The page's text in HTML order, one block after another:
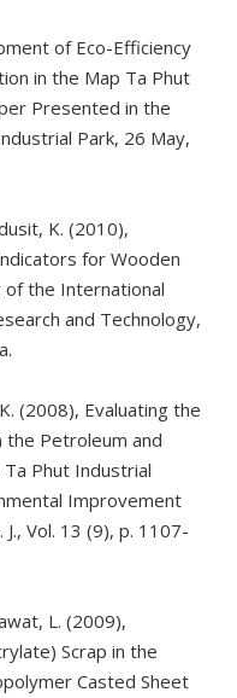
of Eco-Efficiency
in the Map Ta Phut
Presented in the
Park, 26 May,
K. (2010),
for Wooden
the International
and Technology,
(2008), Evaluating the
the Petroleum and
Phut Industrial
Improvement
Vol. 13 (9), p. 1107-
L. (2009),
Scrap in the
Casted Sheet